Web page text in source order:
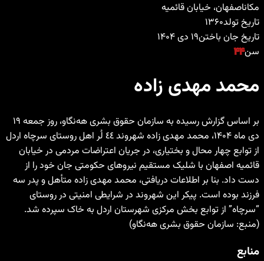
مکاناصفهان، خیابان قائمیه
تاریخ تولد۱۳۶۰
تاریخ جان باختن۱۹ دی ۱۴۰۴
سن۴۴
محمد مهدی‌ زاده
بر اساس گزارش رسیده به سازمان حقوق بشری هه‌نگاو، روز جمعه ۱۹
دی ‌ماه ۱۴۰۴، محمد مهدی‌ زاده شهروند ٤٤ لُر اهل روستای سرچاه اردل
از توابع چهار محال و بختیاری، در جریان اعتراضات مردمی در خیابان
قائمیه اصفهان با شلیک مستقیم نیروهای حکومتی جان خود را از
دست داد. بنا بر اطلاعات دریافتی، محمد مهدی زاده متأهل و پدر سه
فرزند بودە است. پیکر این شهروند در شرایطی امنیتی در روستای
“سرچاه” از توابع بخش مرکزی شهرستان اردل به خاک سپرده شد.
(منبع: سازمان حقوق بشری هه‌نگاو)
منابع